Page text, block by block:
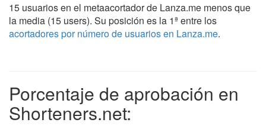
15 usuarios en el metaacortador de Lanza.me menos que
la media (15 users). Su posición es la 1ª entre los
acortadores por número de usuarios en Lanza.me.
Porcentaje de aprobación en
Shorteners.net: